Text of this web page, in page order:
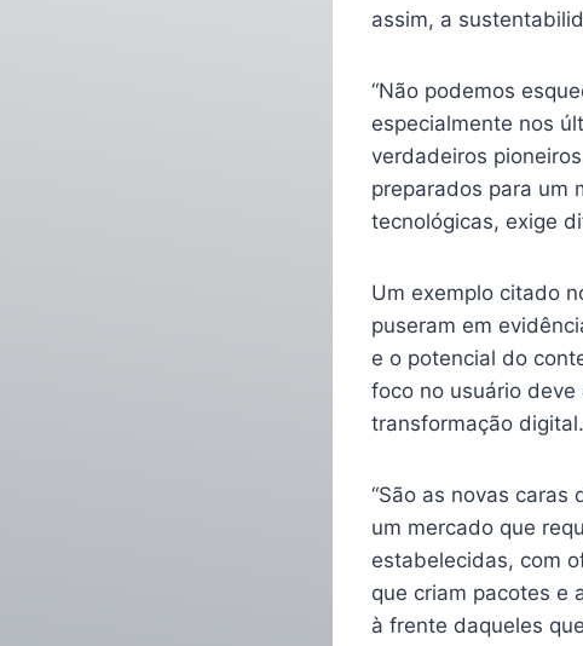
assim, a
“Não podemos
especialmente nos
verdadeiros
preparados para um
tecnológicas, exige
Um exemplo citado
puseram em
e o potencial do
foco no usuário
transformação digital.
“São as novas caras
um mercado que
estabelecidas, com
que criam pacotes e
à frente daqueles